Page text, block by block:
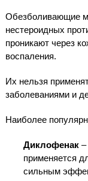
Обезболивающие
нестероидных
проникают через
воспаления.
Их нельзя
заболеваниями и
Наиболее
Диклофенак–
применяется
сильным